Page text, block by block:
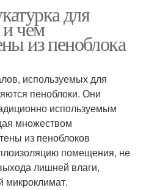
для
чем
из пеноблока
используемых для
пеноблоки. Они
используемым
множеством
из пеноблоков
помещения, не
лишней влаги,
микроклимат.